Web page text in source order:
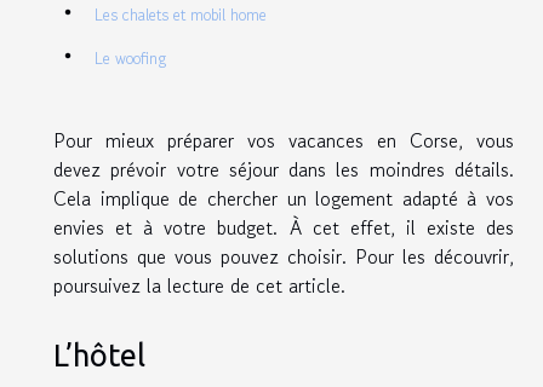
Les chalets et mobil home
Le woofing
Pour mieux préparer vos vacances en Corse, vous
devez prévoir votre séjour dans les moindres détails.
Cela implique de chercher un logement adapté à vos
envies et à votre budget. À cet effet, il existe des
solutions que vous pouvez choisir. Pour les découvrir,
poursuivez la lecture de cet article.
L’hôtel